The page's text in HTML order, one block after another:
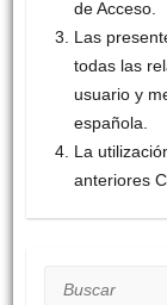
de Acceso.
Las
todas las
usuario y
española.
La
anteriores
Buscar